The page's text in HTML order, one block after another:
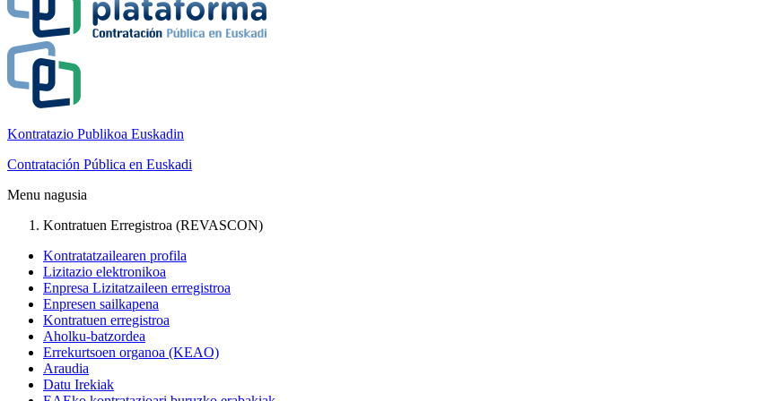
Kontratazio Publikoa Euskadin
Contratación Pública en Euskadi
Menu nagusia
Kontratuen Erregistroa (REVASCON)
Kontratatzailearen profila
Lizitazio elektronikoa
Enpresa Lizitatzaileen erregistroa
Enpresen sailkapena
Kontratuen erregistroa
Aholku-batzordea
Errekurtsoen organoa (KEAO)
Araudia
Datu Irekiak